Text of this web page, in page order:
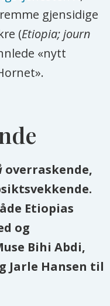
gjensidige
(Etiopia; journ
«nytt
overraskende,
Etiopias
og
Bihi Abdi,
Jarle Hansen til